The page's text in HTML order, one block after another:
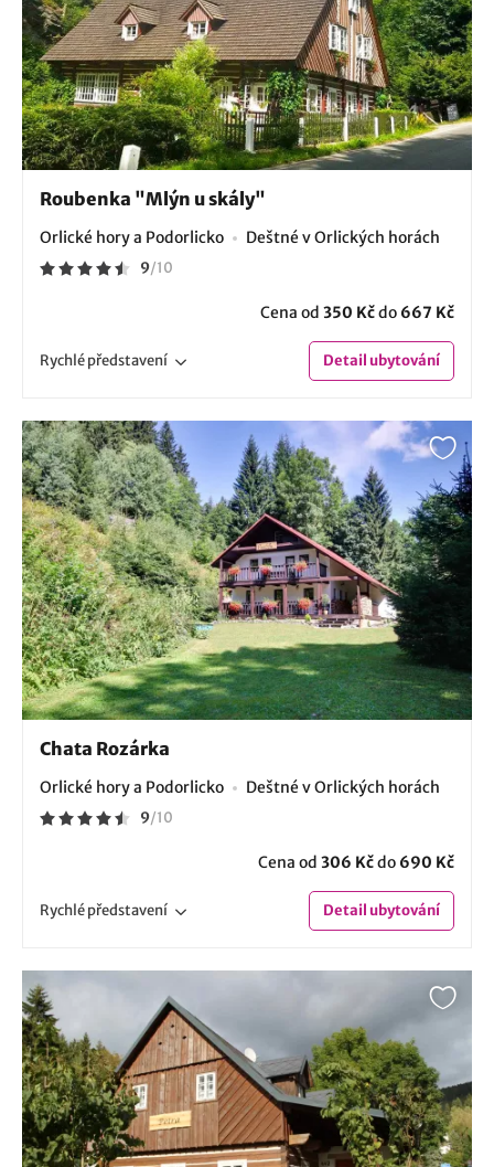
Roubenka "Mlýn u skály"
Orlické hory a Podorlicko Deštné v Orlických horách
9/10
Cena od 350 Kčdo 667 Kč
Rychlépředstavení Detailubytování
Chata Rozárka
Orlické hory a Podorlicko Deštné v Orlických horách
9/10
Cena od 306 Kčdo 690 Kč
Rychlépředstavení Detailubytování